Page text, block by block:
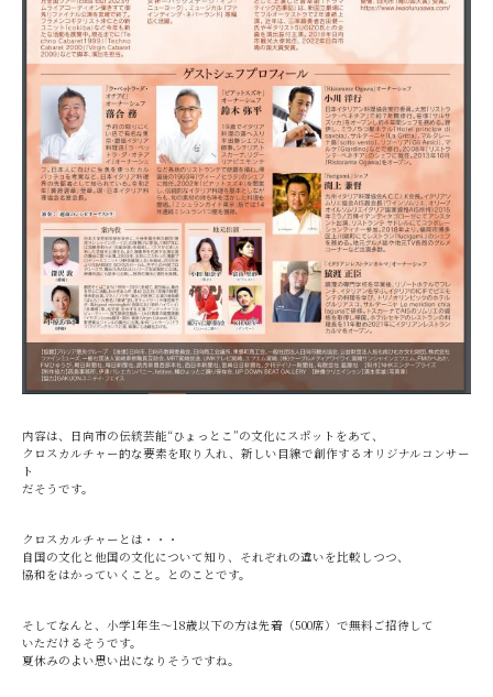
内容は、日向市の伝統芸能“ひょっとこ”の文化にスポットをあて、
クロスカルチャー的な要素を取り入れ、新しい目線で創作するオリジナルコンサー
ト
だそうです。
クロスカルチャーとは・・・
自国の文化と他国の文化について知り、それぞれの違いを比較しつつ、
協和をはかっていくこと。とのことです。
そしてなんと、小学1年生～18歳以下の方は先着（500席）で無料ご招待して
いただけるそうです。
夏休みのよい思い出になりそうですね。